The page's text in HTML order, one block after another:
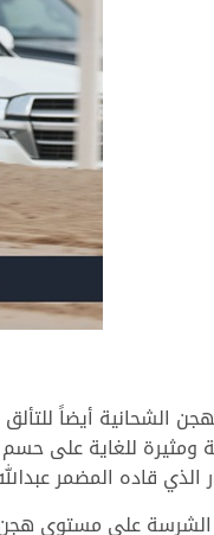
الشحانية أيضاً
للغاية على
قاده المضمر